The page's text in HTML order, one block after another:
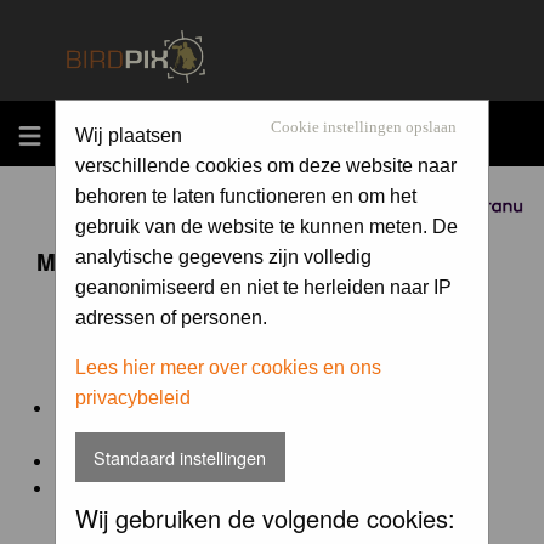
MENU
Sponsored by
Cookie instellingen opslaan
Wij plaatsen
verschillende cookies om deze website naar
behoren te laten functioneren en om het
gebruik van de website te kunnen meten. De
analytische gegevens zijn volledig
geanonimiseerd en niet te herleiden naar IP
adressen of personen.
Lees hier meer over cookies en ons
privacybeleid
Standaard instellingen
Wij gebruiken de volgende cookies:
Maandopdracht 'lentekriebels'
De maandopdracht van Birdpix is een competitie voor
en door de Birdpix fotografen community:
Het onderwerp van de opdracht wordt bepaald door de
winnaar van de laatste maandopdracht
De community nomineert de winnaar.
Geregistreerde gebruikers van Birdpix kunnen onder
deze voorwaardendeelnemen.